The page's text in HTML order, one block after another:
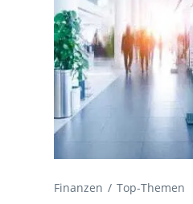
Finanzen Top-Themen